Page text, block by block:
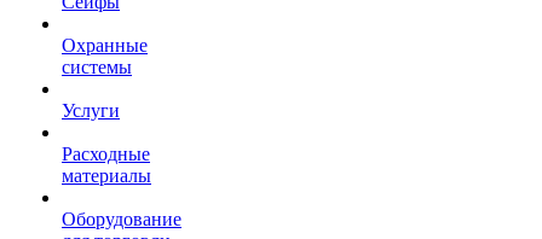
Охранные
системы
Услуги
Расходные
материалы
Оборудование